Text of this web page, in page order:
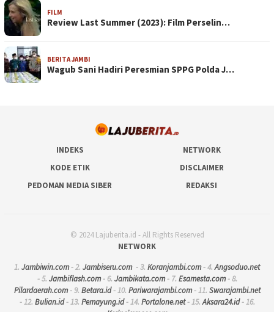
FILM
Review Last Summer (2023): Film Perselin…
BERITA JAMBI
Wagub Sani Hadiri Peresmian SPPG Polda J…
INDEKS
NETWORK
KODE ETIK
DISCLAIMER
PEDOMAN MEDIA SIBER
REDAKSI
© 2024 Lajuberita.id - All Rights Reserved
NETWORK
1. Jambiwin.com- 2. Jambiseru.com- 3. Koranjambi.com- 4.Angsoduo.net
- 5. Jambiflash.com- 6. Jambikata.com- 7. Esamesta.com- 8.
Pilardaerah.com- 9. Betara.id- 10. Pariwarajambi.com- 11. Swarajambi.net
- 12. Bulian.id- 13. Pemayung.id- 14. Portalone.net- 15.Aksara24.id- 16.